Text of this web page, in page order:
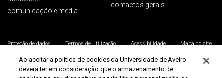
comunicação e media
contactos gerais
Proteção de dados Termos de utilização Acessibilidade
Mapa do site
Universidade de Aveiro 2026
Ao aceitar a política de cookies da Universidade de Aveiro
deverá ter em consideração que o armazenamento de